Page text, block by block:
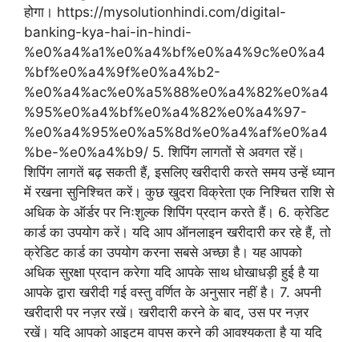
होगा। https://mysolutionhindi.com/digital-
banking-kya-hai-in-hindi-
%e0%a4%a1%e0%a4%bf%e0%a4%9c%e0%a4
%bf%e0%a4%9f%e0%a4%b2-
%e0%a4%ac%e0%a5%88%e0%a4%82%e0%a4
%95%e0%a4%bf%e0%a4%82%e0%a4%97-
%e0%a4%95%e0%a5%8d%e0%a4%af%e0%a4
%be-%e0%a4%b9/ 5. शिपिंग लागतों से अवगत रहें।
शिपिंग लागतें बढ़ सकती हैं, इसलिए खरीदारी करते समय उन्हें ध्यान
में रखना सुनिश्चित करें। कुछ खुदरा विक्रेता एक निश्चित राशि से
अधिक के ऑर्डर पर निःशुल्क शिपिंग प्रदान करते हैं। 6. क्रेडिट
कार्ड का उपयोग करें। यदि आप ऑनलाइन खरीदारी कर रहे हैं, तो
क्रेडिट कार्ड का उपयोग करना सबसे अच्छा है। यह आपको
अधिक सुरक्षा प्रदान करेगा यदि आपके साथ धोखाधड़ी हुई है या
आपके द्वारा खरीदी गई वस्तु वर्णित के अनुसार नहीं है। 7. अपनी
खरीदारी पर नज़र रखें। खरीदारी करने के बाद, उस पर नज़र
रखें। यदि आपको आइटम वापस करने की आवश्यकता है या यदि